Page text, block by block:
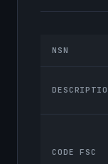
NSN
CODE FSC